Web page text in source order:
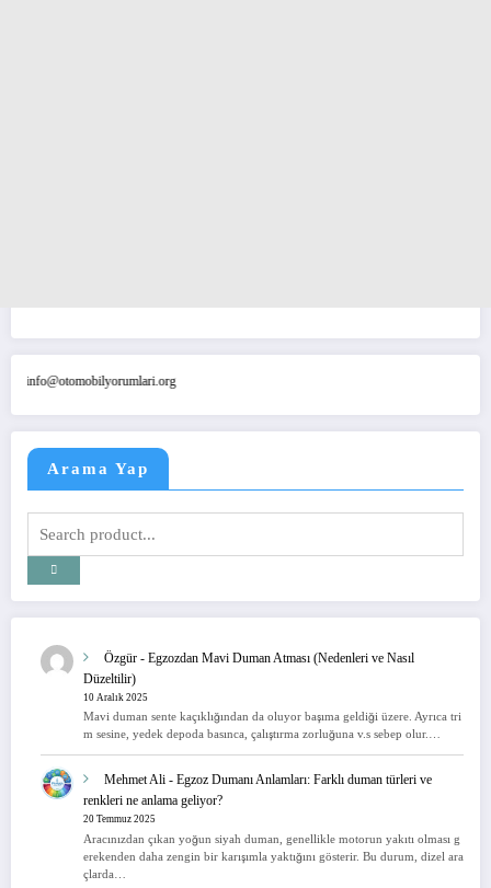
Arama Yap
Özgür - Egzozdan Mavi Duman Atması (Nedenleri ve Nasıl
Düzeltilir)
10 Aralık 2025
Mavi duman sente kaçıklığından da oluyor başıma geldiği üzere. Ayrıca tri
m sesine, yedek depoda basınca, çalıştırma zorluğuna v.s sebep olur.…
Mehmet Ali - Egzoz Dumanı Anlamları: Farklı duman türleri ve
renkleri ne anlama geliyor?
20 Temmuz 2025
Aracınızdan çıkan yoğun siyah duman, genellikle motorun yakıtı olması g
erekenden daha zengin bir karışımla yaktığını gösterir. Bu durum, dizel ara
çlarda…